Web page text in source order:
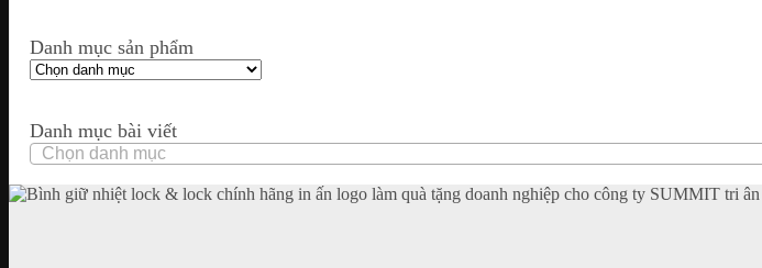
Danh mục sản phẩm
Danh mục bài viết
Danh
mục
bài